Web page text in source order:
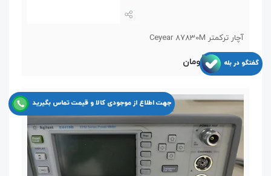
آچار ترکمتر Ceyear 87830M
11,550,000 تومان
گفتگو در بله
جهت اطلاع از موجودی کالا و قیمت تماس بگیرید